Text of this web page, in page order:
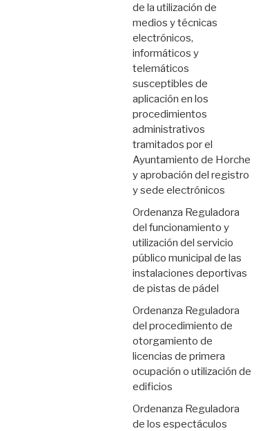
de la utilización de
medios y técnicas
electrónicos,
informáticos y
telemáticos
susceptibles de
aplicación en los
procedimientos
administrativos
tramitados por el
Ayuntamiento de Horche
y aprobación del registro
y sede electrónicos
Ordenanza Reguladora
del funcionamiento y
utilización del servicio
público municipal de las
instalaciones deportivas
de pistas de pádel
Ordenanza Reguladora
del procedimiento de
otorgamiento de
licencias de primera
ocupación o utilización de
edificios
Ordenanza Reguladora
de los espectáculos